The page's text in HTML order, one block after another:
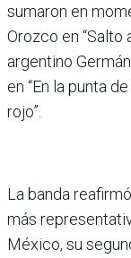
sumaron en
Orozco en “Salto
argentino
en “En la punta
rojo”.
La banda
más
México, su